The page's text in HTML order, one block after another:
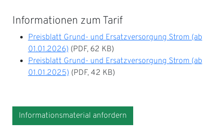
Informationen zum Tarif
Preisblatt Grund- und Ersatzversorgung Strom (ab
01.01.2026)(PDF, 62 KB)
Preisblatt Grund- und Ersatzversorgung Strom (ab
01.01.2025)(PDF, 42 KB)
Informationsmaterial anfordern